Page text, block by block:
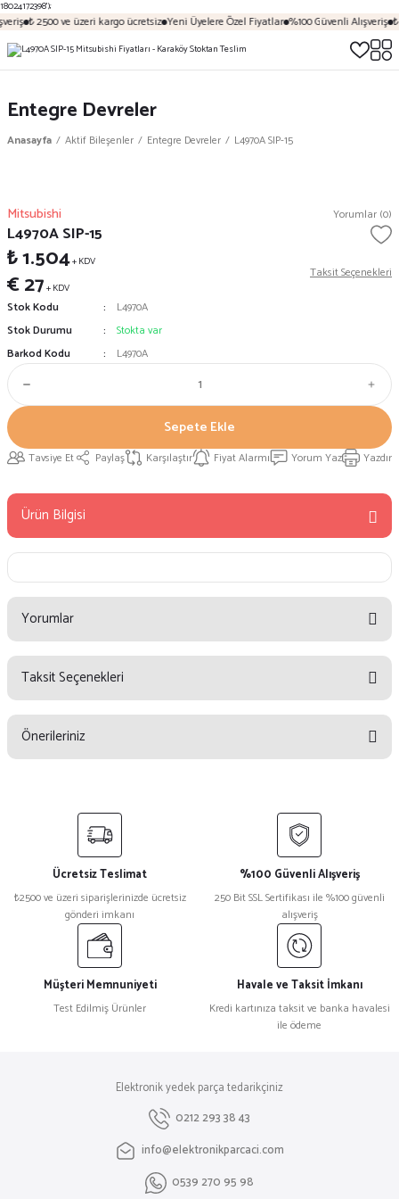
18024172398');
₺ 2500 ve üzeri kargo ücretsiz Yeni Üyelere Özel Fiyatlar %100 Güvenli Alışveriş ₺
Entegre Devreler
Anasayfa Aktif Bileşenler Entegre Devreler L4970A SIP-15
Mitsubishi Yorumlar (0)
L4970A SIP-15
₺ 1.504+ KDV
€ 27+ KDV
Taksit Seçenekleri
Stok Kodu
L4970A
Stok Durumu
Stokta var
Barkod Kodu
L4970A
Sepete Ekle
Tavsiye Et Paylaş Karşılaştır Fiyat Alarmı Yorum Yaz Yazdır
Ürün Bilgisi
Yorumlar
Yorum Yaz
Taksit Seçenekleri
Önerileriniz
yetersiz gördüğünüz noktaları öneri formunu kullanarak tarafımıza
Görüş ve önerileriniz için teşekkür ederiz.
Ürün resmi kalitesiz, bozuk veya görüntülenemiyor.
Ürün açıklamasında eksik bilgiler bulunuyor.
Ürün bilgilerinde hatalar bulunuyor.
Ürün fiyatı diğer sitelerden daha pahalı.
Bu ürüne benzer farklı alternatifler olmalı.
Gönder
Ücretsiz Teslimat
₺2500 ve üzeri siparişlerinizde ücretsiz
gönderi imkanı
%100 Güvenli Alışveriş
250 Bit SSL Sertifikası ile %100 güvenli
alışveriş
Müşteri Memnuniyeti
Test Edilmiş Ürünler
Havale ve Taksit İmkanı
Kredi kartınıza taksit ve banka havalesi
ile ödeme
Elektronik yedek parça tedarikçiniz
0212 293 38 43
info@elektronikparcaci.com
0539 270 95 98